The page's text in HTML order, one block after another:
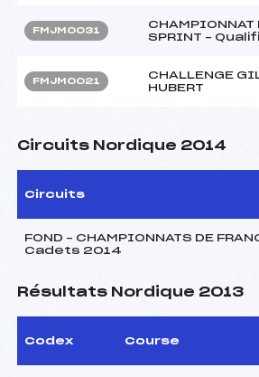
FMJM0031
CHAMPIONNAT
SPRINT –
FMJM0021
CHALLENGE
HUBERT
Circuits Nordique 2014
Circuits
FOND – CHAMPIONNATS DE
Cadets 2014
Résultats Nordique 2013
Codex Course